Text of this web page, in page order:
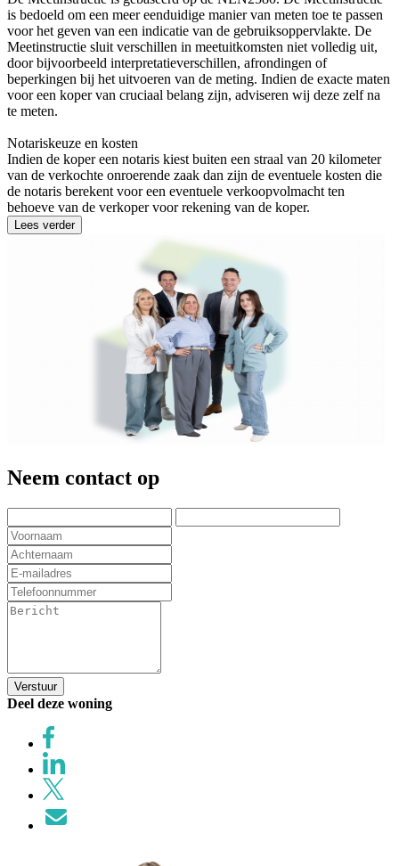
is bedoeld om een meer eenduidige manier van meten toe te passen
voor het geven van een indicatie van de gebruiksoppervlakte. De
Meetinstructie sluit verschillen in meetuitkomsten niet volledig uit,
door bijvoorbeeld interpretatieverschillen, afrondingen of
beperkingen bij het uitvoeren van de meting. Indien de exacte maten
voor een koper van cruciaal belang zijn, adviseren wij deze zelf na
te meten.
Notariskeuze en kosten
Indien de koper een notaris kiest buiten een straal van 20 kilometer
van de verkochte onroerende zaak dan zijn de eventuele kosten die
de notaris berekent voor een eventuele verkoopvolmacht ten
behoeve van de verkoper voor rekening van de koper.
Lees verder
Neem contact op
Verstuur
Deel deze woning